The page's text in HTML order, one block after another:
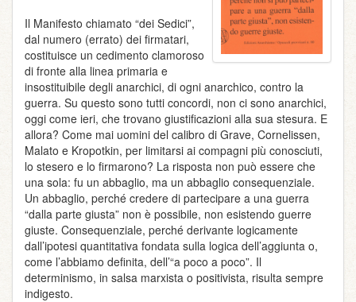
Il Manifesto chiamato “dei Sedici”,
dal numero (errato) dei firmatari,
costituisce un cedimento clamoroso
di fronte alla linea primaria e
insostituibile degli anarchici, di ogni anarchico, contro la
guerra. Su questo sono tutti concordi, non ci sono anarchici,
oggi come ieri, che trovano giustificazioni alla sua stesura. E
allora? Come mai uomini del calibro di Grave, Cornelissen,
Malato e Kropotkin, per limitarsi ai compagni più conosciuti,
lo stesero e lo firmarono? La risposta non può essere che
una sola: fu un abbaglio, ma un abbaglio consequenziale.
Un abbaglio, perché credere di partecipare a una guerra
“dalla parte giusta” non è possibile, non esistendo guerre
giuste. Consequenziale, perché derivante logicamente
dall’ipotesi quantitativa fondata sulla logica dell’aggiunta o,
come l’abbiamo definita, dell’“a poco a poco”. Il
determinismo, in salsa marxista o positivista, risulta sempre
indigesto.